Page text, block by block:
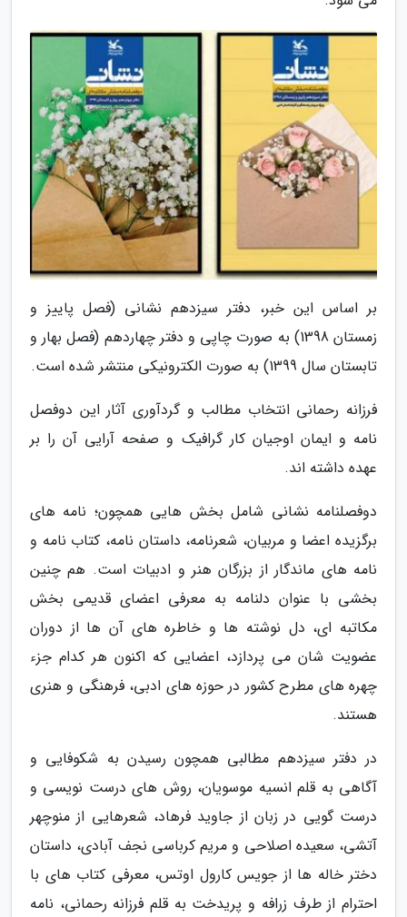
بر اساس این خبر، دفتر سیزدهم نشانی (فصل پاییز و
زمستان 1398) به صورت چاپی و دفتر چهاردهم (فصل بهار و
تابستان سال 1399) به صورت الکترونیکی منتشر شده است.
فرزانه رحمانی انتخاب مطالب و گردآوری آثار این دوفصل
نامه و ایمان اوجیان کار گرافیک و صفحه آرایی آن را بر
عهده داشته اند.
دوفصلنامه نشانی شامل بخش هایی همچون؛ نامه های
برگزیده اعضا و مربیان، شعرنامه، داستان نامه، کتاب نامه و
نامه های ماندگار از بزرگان هنر و ادبیات است. هم چنین
بخشی با عنوان دلنامه به معرفی اعضای قدیمی بخش
مکاتبه ای، دل نوشته ها و خاطره های آن ها از دوران
عضویت شان می پردازد، اعضایی که اکنون هر کدام جزء
چهره های مطرح کشور در حوزه های ادبی، فرهنگی و هنری
هستند.
در دفتر سیزدهم مطالبی همچون رسیدن به شکوفایی و
آگاهی به قلم انسیه موسویان، روش های درست نویسی و
درست گویی در زبان از جاوید فرهاد، شعرهایی از منوچهر
آتشی، سعیده اصلاحی و مریم کرباسی نجف آبادی، داستان
دختر خاله ها از جویس کارول اوتس، معرفی کتاب های با
احترام از طرف زرافه و پریدخت به قلم فرزانه رحمانی، نامه